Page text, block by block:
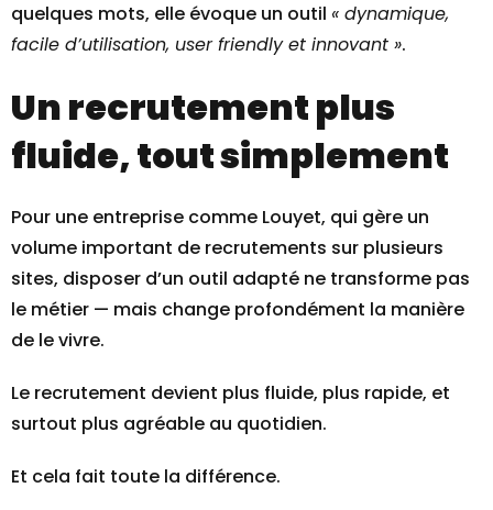
quelques mots, elle évoque un outil « dynamique,
facile d’utilisation, user friendly et innovant ».
Un recrutement plus
fluide, tout simplement
Pour une entreprise comme Louyet, qui gère un
volume important de recrutements sur plusieurs
sites, disposer d’un outil adapté ne transforme pas
le métier — mais change profondément la manière
de le vivre.
Le recrutement devient plus fluide, plus rapide, et
surtout plus agréable au quotidien.
Et cela fait toute la différence.